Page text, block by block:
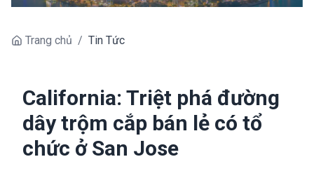
Trang chủ / Tin Tức
California: Triệt phá đường
dây trộm cắp bán lẻ có tổ
chức ở San Jose